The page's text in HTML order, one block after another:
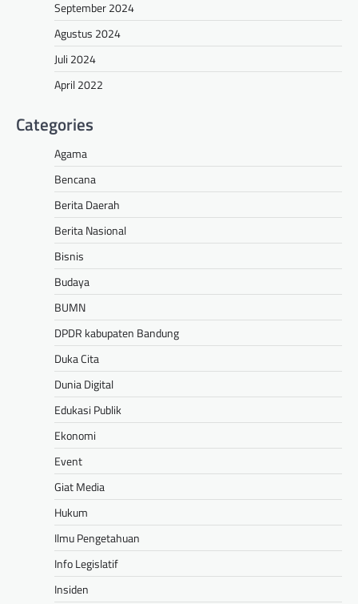
September 2024
Agustus 2024
Juli 2024
April 2022
Categories
Agama
Bencana
Berita Daerah
Berita Nasional
Bisnis
Budaya
BUMN
DPDR kabupaten Bandung
Duka Cita
Dunia Digital
Edukasi Publik
Ekonomi
Event
Giat Media
Hukum
Ilmu Pengetahuan
Info Legislatif
Insiden